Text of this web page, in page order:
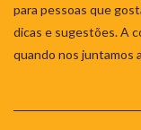
para pessoas que
dicas e sugestões. A
quando nos juntamos